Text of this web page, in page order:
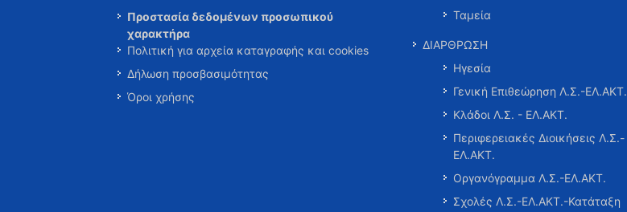
Προστασία δεδομένων προσωπικού
χαρακτήρα
Πολιτική για αρχεία καταγραφής και cookies
Δήλωση προσβασιμότητας
Όροι χρήσης
Ταμεία
ΔΙΑΡΘΡΩΣΗ
Ηγεσία
Γενική Επιθεώρηση Λ.Σ.-ΕΛ.ΑΚΤ.
Κλάδοι Λ.Σ. - ΕΛ.ΑΚΤ.
Περιφερειακές Διοικήσεις Λ.Σ.-
ΕΛ.ΑΚΤ.
Οργανόγραμμα Λ.Σ.-ΕΛ.ΑΚΤ.
Σχολές Λ.Σ.-ΕΛ.ΑΚΤ.-Κατάταξη